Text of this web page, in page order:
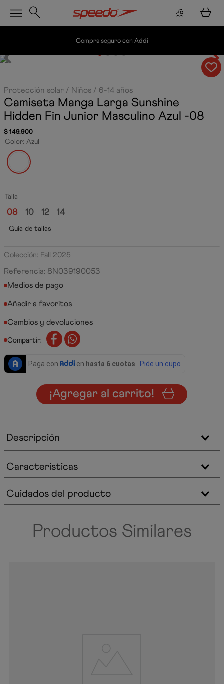
Compra seguro con Addi
Protección solar Niños 6-14 años
Camiseta Manga Larga Sunshine
Hidden Fin Junior Masculino Azul -08
$149.900
Color: Azul
Talla
08 10 12 14
Guía de tallas
Colección: Fall 2025
Referencia: 8N039190053
Medios de pago
Cambios y devoluciones
Compartir:
¡Agregar al carrito!
Descripción
Caracteristicas
Cuidados del producto
Productos Similares